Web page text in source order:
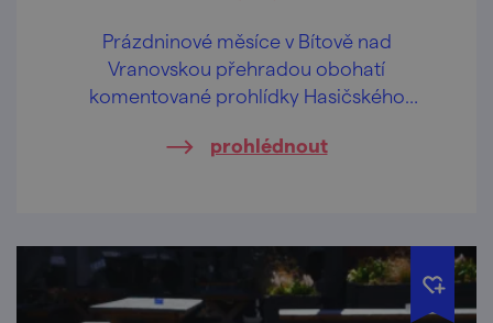
Prázdninové měsíce v Bítově nad
Vranovskou přehradou obohatí
komentované prohlídky Hasičského
prohlédnout